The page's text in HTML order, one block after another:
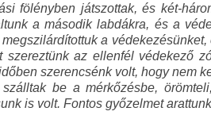
fölényben játszottak, és két-
a második labdákra, és a
a
szereztünk az ellenfél védekező
szerencsénk volt, hogy nem
be a mérkőzésbe,
is volt. Fontos győzelmet arattunk